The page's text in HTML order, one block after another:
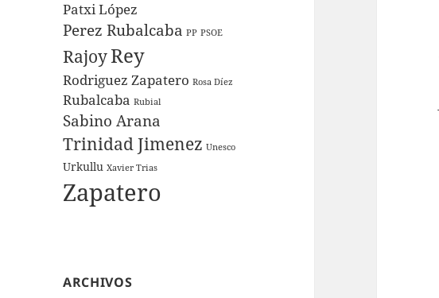
Patxi López
Perez Rubalcaba PP PSOE
RajoyRey
Rodriguez Zapatero Rosa Díez
Rubalcaba Rubial
Sabino Arana
Trinidad Jimenez Unesco
Urkullu Xavier Trias
Zapatero
ARCHIVOS